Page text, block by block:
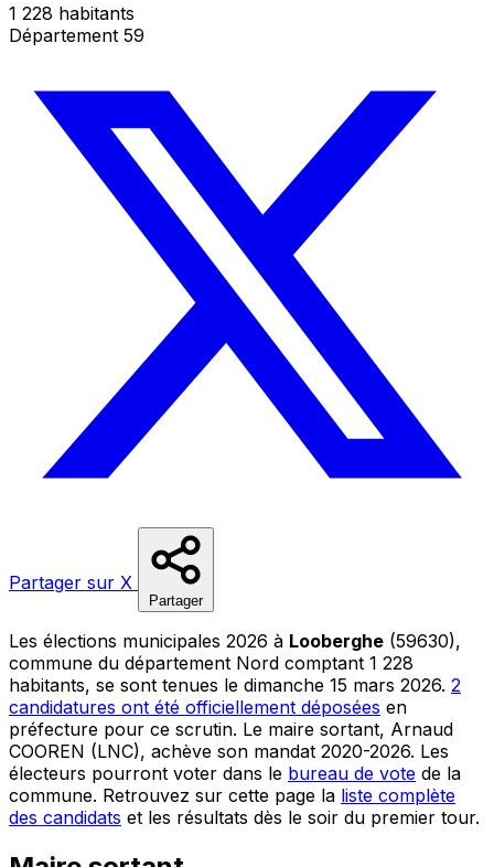
1 228 habitants
Département 59
Partager sur X
Partager
Les élections municipales 2026 à Looberghe (59630),
commune du département Nord comptant 1 228
habitants, se sont tenues le dimanche 15 mars 2026. 2
candidatures ont été officiellement déposées en
préfecture pour ce scrutin. Le maire sortant, Arnaud
COOREN (LNC), achève son mandat 2020-2026. Les
électeurs pourront voter dans le bureau de vote de la
commune. Retrouvez sur cette page la liste complète
des candidats et les résultats dès le soir du premier tour.